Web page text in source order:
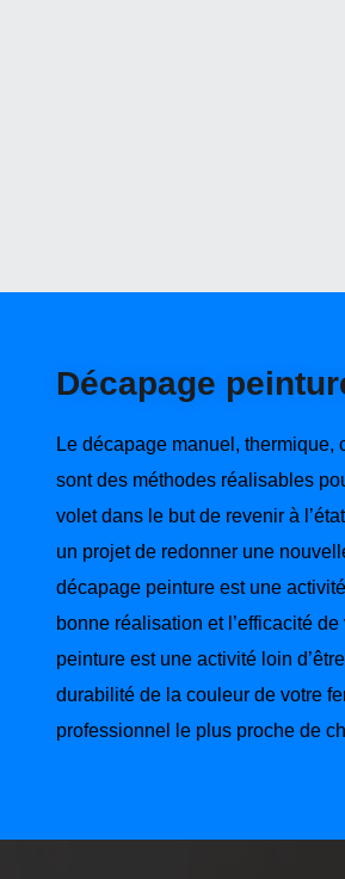
Décapage
Le décapage manuel,
sont des méthodes réalisables
volet dans le but de revenir à
un projet de redonner une
décapage peinture est une
bonne réalisation et l’efficacité
peinture est une activité loin
durabilité de la couleur de votre
professionnel le plus proche de